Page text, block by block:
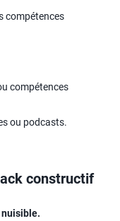
compétences
compétences
ou podcasts.
constructif
nuisible.